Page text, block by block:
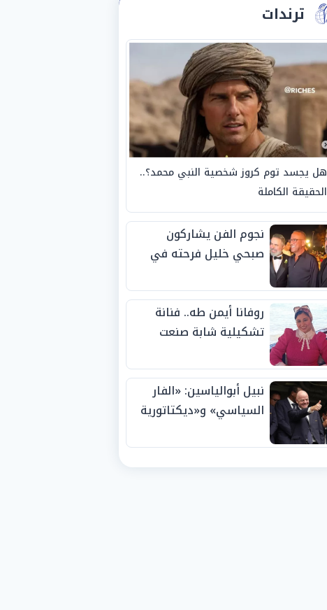
ترندات
هل يجسد توم كروز شخصية النبي محمد؟..
الحقيقة الكاملة
نجوم الفن يشاركون
صبحي خليل فرحته في
روفانا أيمن طه.. فنانة
تشكيلية شابة صنعت
الجوائز منذ الصغر
نبيل أبوالياسين: «الفار
السياسي» و«ديكتاتورية
الفيفا».. وإقالة